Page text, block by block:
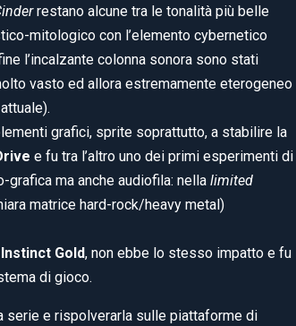
restano alcune tra le tonalità più belle
mitologico con l’elemento cybernetico
l’incalzante colonna sonora sono stati
vasto ed allora estremamente eterogeneo
grafici, sprite soprattutto, a stabilire la
e fu tra l’altro uno dei primi esperimenti di
ma anche audiofila: nella limited
matrice hard-rock/heavy metal)
Gold, non ebbe lo stesso impatto e fu
di gioco.
serie e rispolverarla sulle piattaforme di